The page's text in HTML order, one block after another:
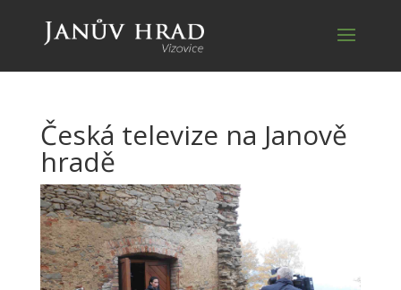
Česká televize na Janově
hradě